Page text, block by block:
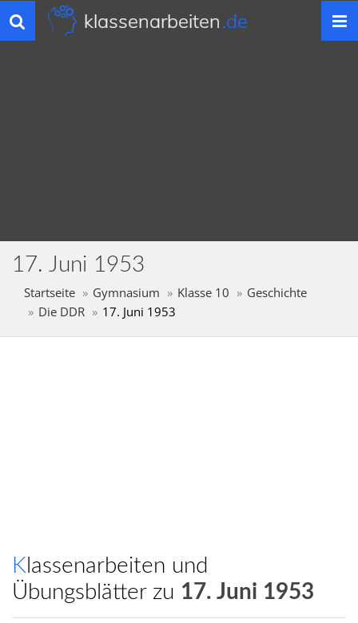
Toggle
navigation
klassenarbeiten.de
17. Juni 1953
Startseite Gymnasium Klasse 10
Geschichte
Die DDR
17. Juni 1953
Klassenarbeiten und
Übungsblätter zu 17. Juni 1953